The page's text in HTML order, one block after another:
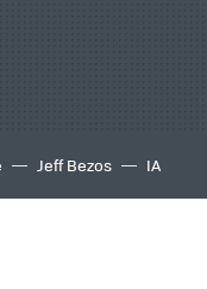
Jeff Bezos IA